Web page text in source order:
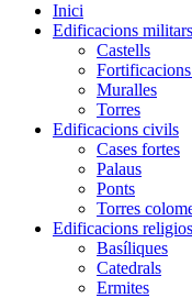
Inici
Edificacions militars
Castells
Muralles
Torres
Edificacions civils
Cases fortes
Palaus
Ponts
Torres
Edificacions
Basíliques
Catedrals
Ermites